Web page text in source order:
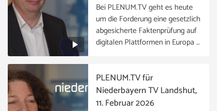
Bei PLENUM.TV geht es heute
um die Forderung eine gesetzlich
abgesicherte Faktenprüfung auf
digitalen Plattformen in Europa …
PLENUM.TV für
Niederbayern TV Landshut,
11. Februar 2026